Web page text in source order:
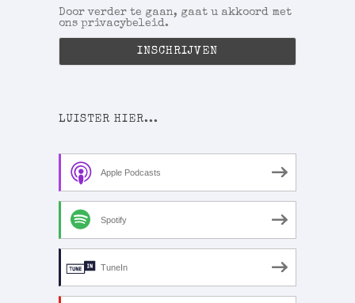
Door verder te gaan, gaat u akkoord met
ons privacybeleid.
LUISTER HIER...
Apple Podcasts
Spotify
TuneIn